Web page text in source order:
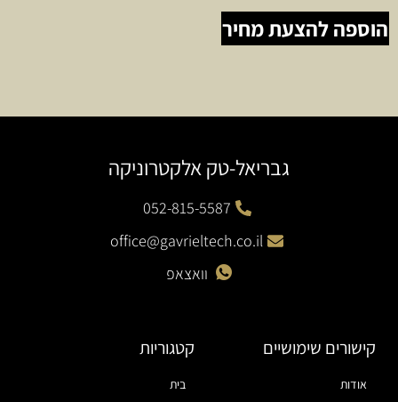
הוספה להצעת מחיר
גבריאל-טק אלקטרוניקה
052-815-5587
office@gavrieltech.co.il
וואצאפ
קישורים שימושיים
אודות
קטגוריות
בית